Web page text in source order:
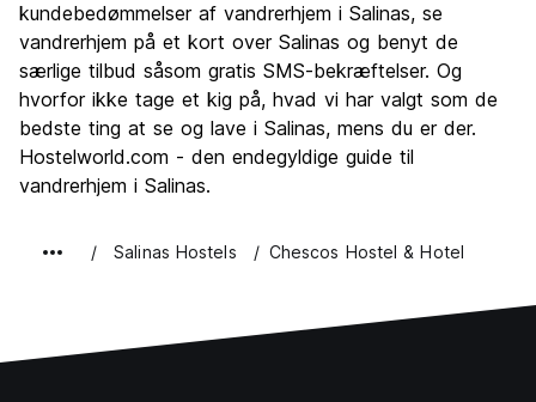
Fester
Værdi for pengene
kundebedømmelser af vandrerhjem i Salinas, se
vandrerhjem på et kort over Salinas og benyt de
særlige tilbud såsom gratis SMS-bekræftelser. Og
hvorfor ikke tage et kig på, hvad vi har valgt som de
bedste ting at se og lave i Salinas, mens du er der.
Hostelworld.com - den endegyldige guide til
vandrerhjem i Salinas.
Salinas Hostels Chescos Hostel & Hotel